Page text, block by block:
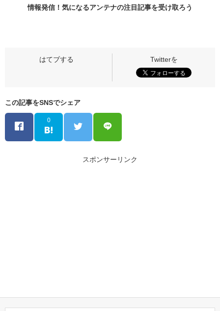
情報発信！気になるアンテナの注目記事を受け取ろう
この記事をSNSでシェア
0
スポンサーリンク